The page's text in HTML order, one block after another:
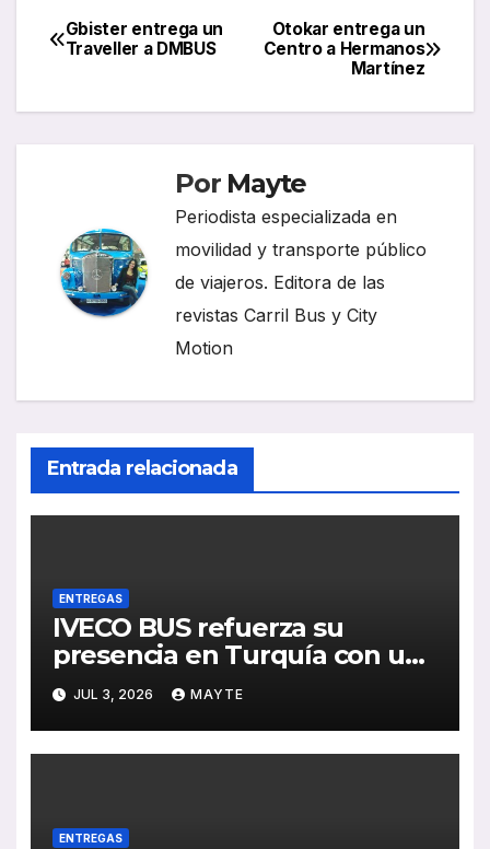
Navegación
Otokar entrega un
Centro a Hermanos
Martínez
Gbister entrega un
Traveller a DMBUS
Por Mayte
Periodista especializada en
movilidad y transporte público
de viajeros. Editora de las
revistas Carril Bus y City
Motion
Entrada relacionada
ENTREGAS
IVECO BUS refuerza su
presencia en Turquía con un
pedido de 20 autobuses
articulados STREETWAY
JUL 3, 2026 MAYTE
ENTREGAS